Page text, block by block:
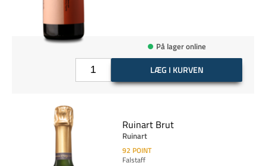
På lager online
LÆG I KURVEN
Ruinart Brut
Ruinart
92 POINT
Falstaff